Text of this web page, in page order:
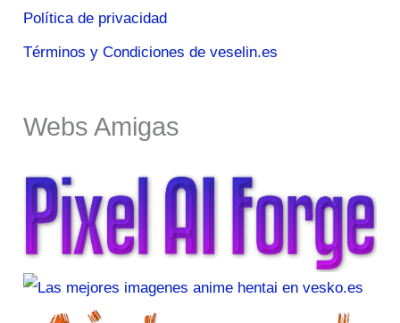
Política de privacidad
Términos y Condiciones de veselin.es
Webs Amigas